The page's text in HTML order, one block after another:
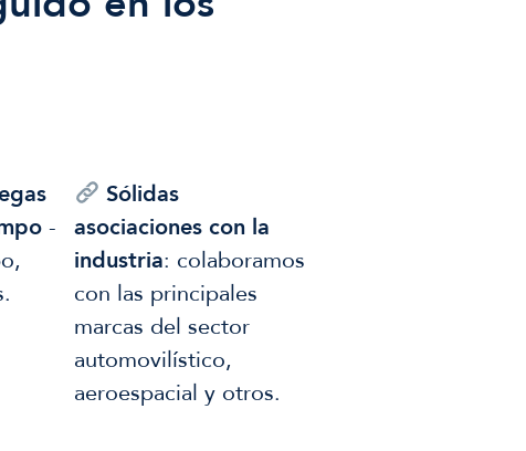
-
Sólidas
asociaciones con la
industria: colaboramos
con las principales
marcas del sector
automovilístico,
aeroespacial y otros.